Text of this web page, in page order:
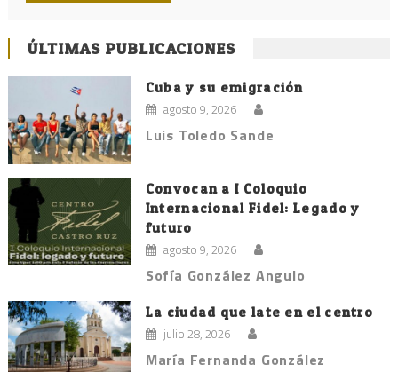
ÚLTIMAS PUBLICACIONES
Cuba y su emigración
agosto 9, 2026
Luis Toledo Sande
Convocan a I Coloquio
Internacional Fidel: Legado y
futuro
agosto 9, 2026
Sofía González Angulo
La ciudad que late en el centro
julio 28, 2026
María Fernanda González